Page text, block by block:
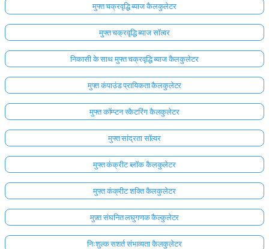
मुफ्त चक्रवृद्धि ब्याज कैलकुलेटर
मुफ्त चक्रवृद्धि ब्याज सॉल्वर
निकासी के साथ मुफ्त चक्रवृद्धि ब्याज कैलकुलेटर
मुफ्त कंपाउंड प्रायिकता कैलकुलेटर
मुफ्त कॉम्प्टन स्कैटरिंग कैलकुलेटर
मुफ्त सांद्रता सॉल्वर
मुफ्त कंक्रीट ब्लॉक कैलकुलेटर
मुफ्त कंक्रीट शक्ति कैलकुलेटर
मुफ़्त संघनित लघुगणक कैल्कुलेटर
निःशुल्क सशर्त संभाव्यता कैलकुलेटर